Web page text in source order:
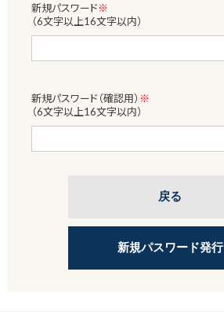
新規パスワード※
（6文字以上16文字以内）
新規パスワード（確認用） ※
（6文字以上16文字以内）
戻る
新規パスワード発行